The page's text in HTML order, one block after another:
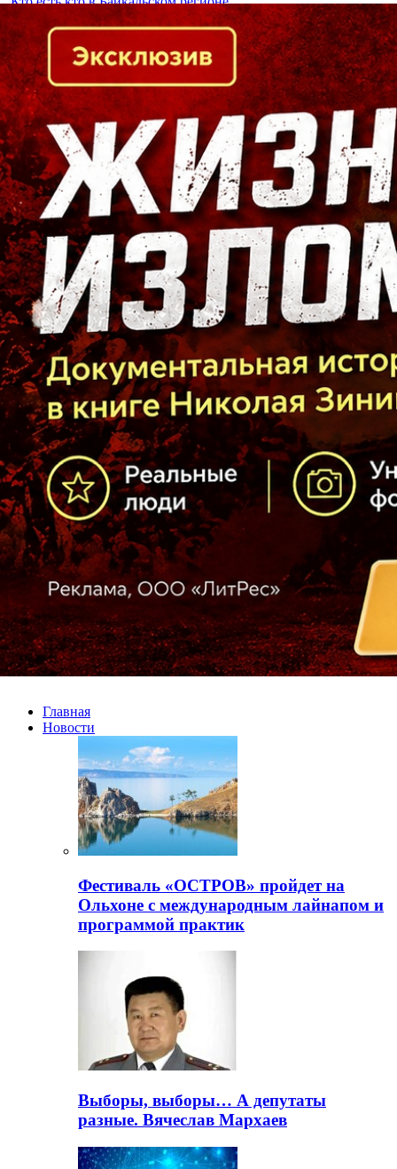
Главная
Новости
Фестиваль «ОСТРОВ» пройдет на
Ольхоне с международным лайнапом и
программой практик
Выборы, выборы… А депутаты
разные. Вячеслав Мархаев